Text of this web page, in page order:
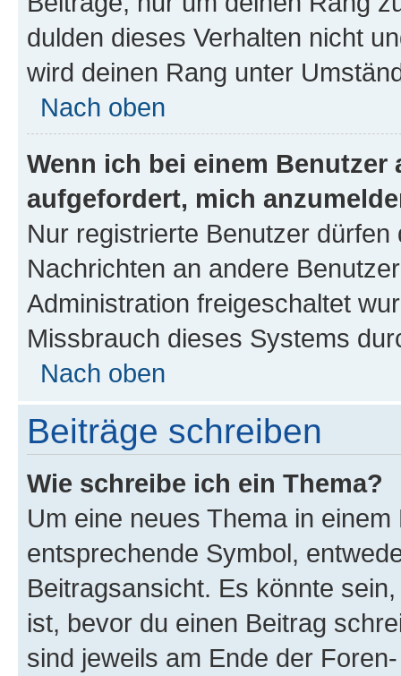
dulden dieses Verhalten nicht
wird deinen Rang unter
Nach oben
Wenn ich bei einem
aufgefordert, mich
Nur registrierte Benutzer
Nachrichten an andere
Administration freigeschaltet
Missbrauch dieses Systems
Nach oben
Beiträge schreiben
Wie schreibe ich ein Thema?
Um eine neues Thema in
entsprechende Symbol,
Beitragsansicht. Es könnte
ist, bevor du einen Beitrag
sind jeweils am Ende der